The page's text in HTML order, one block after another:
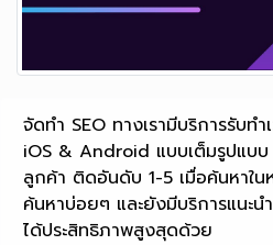
จัดทำ SEO ทางเรามีบริการรับท
iOS & Android แบบเต็มรูปแบบ
ลูกค้า ติดอันดับ 1-5 เมื่อค้นหาใน
ค้นหาบ่อยๆ และยังมีบริการแนะ
ได้ประสิทธิภาพสูงสุดด้วย